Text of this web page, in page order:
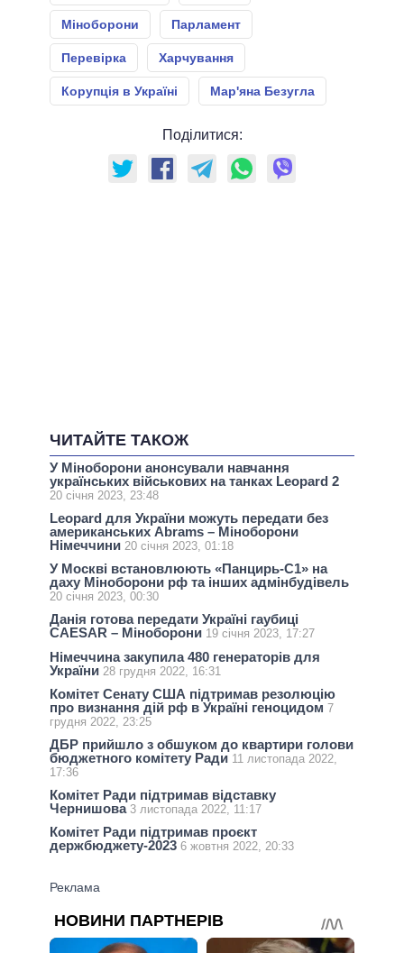
Міноборони Парламент
Перевірка Харчування
Корупція в Україні Мар'яна Безугла
Поділитися:
ЧИТАЙТЕ ТАКОЖ
У Міноборони анонсували навчання
українських військових на танках Leopard 2
20 січня 2023, 23:48
Leopard для України можуть передати без
американських Abrams – Міноборони
Німеччини 20 січня 2023, 01:18
У Москві встановлюють «Панцирь-С1» на
даху Міноборони рф та інших адмінбудівель
20 січня 2023, 00:30
Данія готова передати Україні гаубиці
CAESAR – Міноборони 19 січня 2023, 17:27
Німеччина закупила 480 генераторів для
України 28 грудня 2022, 16:31
Комітет Сенату США підтримав резолюцію
про визнання дій рф в Україні геноцидом 7
грудня 2022, 23:25
ДБР прийшло з обшуком до квартири голови
бюджетного комітету Ради 11 листопада 2022,
17:36
Комітет Ради підтримав відставку
Чернишова 3 листопада 2022, 11:17
Комітет Ради підтримав проєкт
держбюджету-2023 6 жовтня 2022, 20:33